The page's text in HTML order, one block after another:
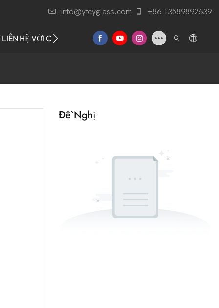
info@ytcyglass.com +86 13589892639
LIÊN HỆ VỚI CHÚNG TÔI
Đề Nghị